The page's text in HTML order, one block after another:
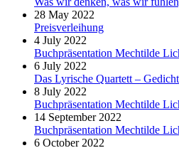
28 May 2022
Preisverleihung
4 July 2022
Buchpräsentation Mechtilde
6 July 2022
Das Lyrische Quartett –
8 July 2022
Buchpräsentation Mechtilde
14 September 2022
Buchpräsentation Mechtilde
6 October 2022